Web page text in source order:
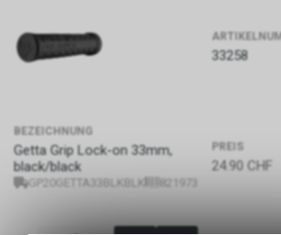
33258
BEZEICHNUNG
Getta Grip Lock-on 33mm,
black/black
GP20GETTA33BLKBLK 821973371917
PREIS
24.90 CHF